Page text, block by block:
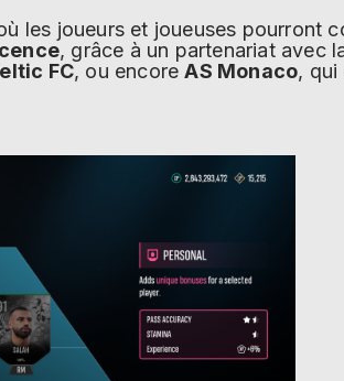
les joueurs et joueuses pourront
, grâce à un partenariat avec
FC, ou encoreAS Monaco, qui